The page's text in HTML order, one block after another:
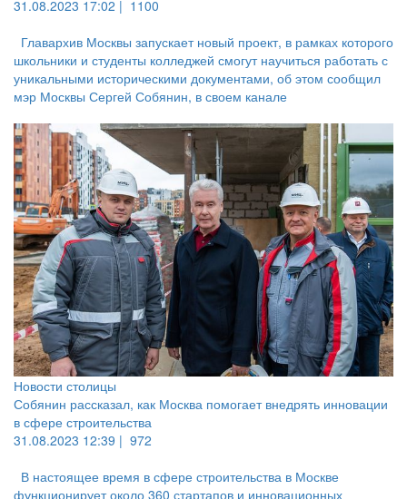
31.08.2023 17:02 | 1100
Главархив Москвы запускает новый проект, в рамках которого
школьники и студенты колледжей смогут научиться работать с
уникальными историческими документами, об этом сообщил
мэр Москвы Сергей Собянин, в своем канале
Новости столицы
Собянин рассказал, как Москва помогает внедрять инновации
в сфере строительства
31.08.2023 12:39 | 972
В настоящее время в сфере строительства в Москве
функционирует около 360 стартапов и инновационных